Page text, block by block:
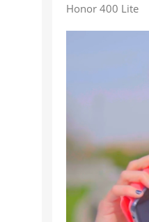
Honor 400 Lite